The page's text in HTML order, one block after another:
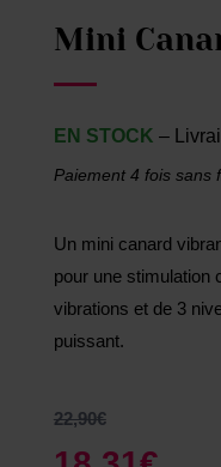
Mini
EN STOCK –
Paiement 4 fois sans
Un mini canard
pour une stimulation
vibrations et de 3
puissant.
22,90€